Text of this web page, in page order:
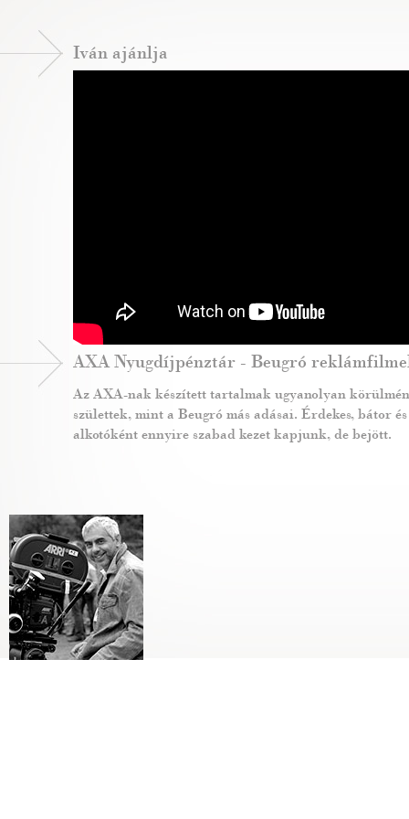
Iván ajánlja
AXA Nyugdíjpénztár - Beugró
Az AXA-nak készített tartalmak ugyanolyan
születtek, mint a Beugró más adásai. Érdekes, bátor
alkotóként ennyire szabad kezet kapjunk, de bejött.